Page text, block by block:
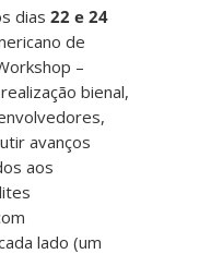
dias22 e 24
de
–
bienal,
avanços
aos
lado (um